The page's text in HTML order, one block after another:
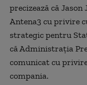
precizează că
Antena3 cu privire
strategic pentru
că Administraţia
comunicat cu
compania.